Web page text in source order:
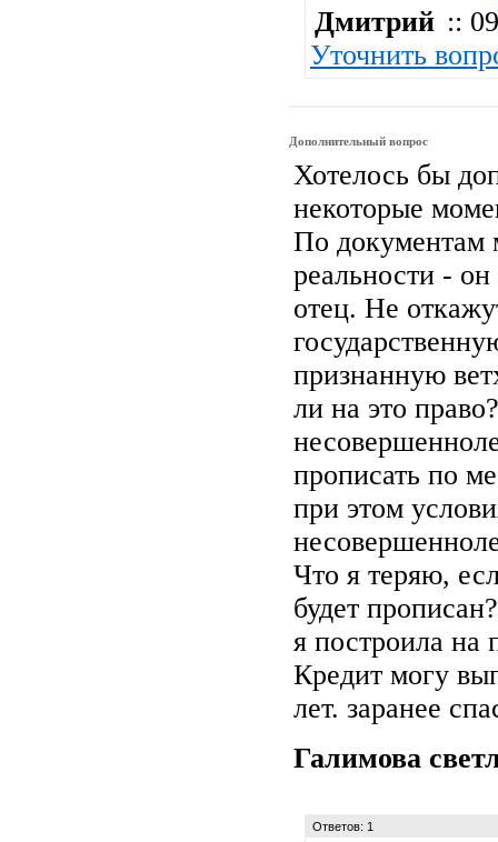
Дмитрий ::
Уточнить
Дополнительный вопрос
Хотелось бы
некоторые
По документам
реальности -
отец. Не
признанную
ли на это
прописать по
при этом
Что я теряю,
будет
я построила на
Кредит могу
лет. заранее
Галимова
Ответов: 1